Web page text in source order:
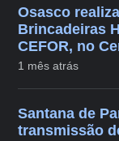
Osasco
Brincadeiras
CEFOR, no
1 mês atrás
Santana de
transmissão